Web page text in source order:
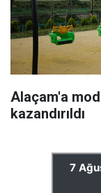
Alaçam'a
kazandırıldı